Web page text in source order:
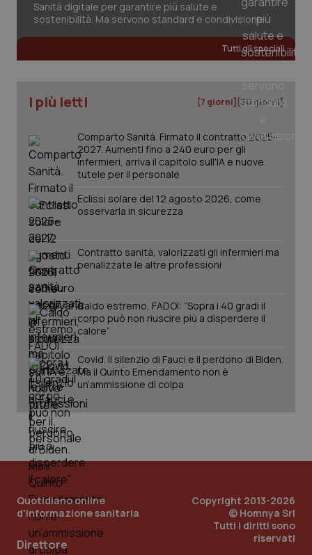
Sanità digitale per garantire più salute e
sostenibilità. Ma servono standard e condivisione
Tutti gli speciali
I più letti [7 giorni] [30 giorni]
Comparto Sanità. Firmato il contratto 2025-
2027. Aumenti fino a 240 euro per gli
infermieri, arriva il capitolo sull'IA e nuove
tutele per il personale
Eclissi solare del 12 agosto 2026, come
osservarla in sicurezza
Contratto sanità, valorizzati gli infermieri ma
penalizzate le altre professioni
Caldo estremo, FADOI: “Sopra i 40 gradi il
corpo può non riuscire più a disperdere il
calore”
Covid. Il silenzio di Fauci e il perdono di Biden.
Ma il Quinto Emendamento non è
un’ammissione di colpa
Quotidiano online
d'informazione sanitaria
Direttore
Copyright 2013-2026
© Homnya Srl
Tutti i diritti sono
riservati
tracking-enable
www.quotidianosanita.it
2
tracking-sites-ironfish-
www.quotidianosanita.it
_ga
.quotidianosanita.it
PHPSESSID